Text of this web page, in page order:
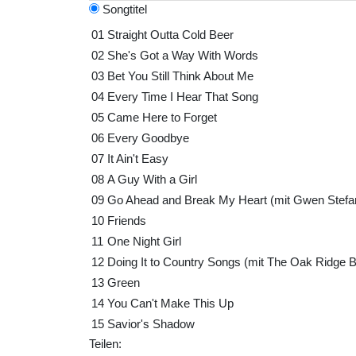
Songtitel
01 Straight Outta Cold Beer
02 She's Got a Way With Words
03 Bet You Still Think About Me
04 Every Time I Hear That Song
05 Came Here to Forget
06 Every Goodbye
07 It Ain't Easy
08 A Guy With a Girl
09 Go Ahead and Break My Heart (mit Gwen
10 Friends
11 One Night Girl
12 Doing It to Country Songs (mit The Oak Ridge
13 Green
14 You Can't Make This Up
15 Savior's Shadow
Teilen: